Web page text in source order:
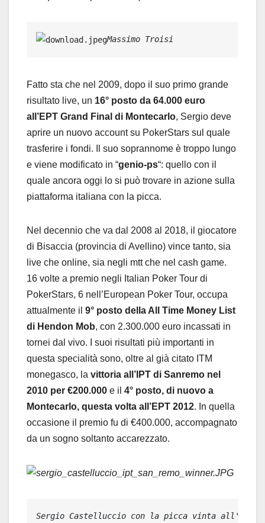
Massimo Troisi
Fatto sta che nel 2009, dopo il suo primo grande
risultato live, un 16° posto da 64.000 euro
all’EPT Grand Final di Montecarlo, Sergio deve
aprire un nuovo account su PokerStars sul quale
trasferire i fondi. Il suo soprannome è troppo lungo
e viene modificato in “genio-ps“: quello con il
quale ancora oggi lo si può trovare in azione sulla
piattaforma italiana con la picca.
Nel decennio che va dal 2008 al 2018, il giocatore
di Bisaccia (provincia di Avellino) vince tanto, sia
live che online, sia negli mtt che nel cash game.
16 volte a premio negli Italian Poker Tour di
PokerStars, 6 nell’European Poker Tour, occupa
attualmente il 9° posto della All Time Money List
di Hendon Mob, con 2.300.000 euro incassati in
tornei dal vivo. I suoi risultati più importanti in
questa specialità sono, oltre al già citato ITM
monegasco, la vittoria all’IPT di Sanremo nel
2010 per €200.000 e il 4° posto, di nuovo a
Montecarlo, questa volta all’EPT 2012. In quella
occasione il premio fu di €400.000, accompagnato
da un sogno soltanto accarezzato.
Sergio Castelluccio con la picca vinta all'IPT di